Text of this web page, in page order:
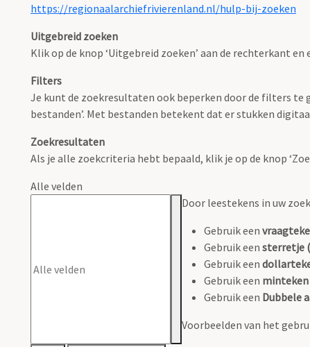
https://regionaalarchiefrivierenland.nl/hulp-bij-zoeken
Uitgebreid zoeken
Klik op de knop ‘Uitgebreid zoeken’ aan de rechterkant en
Filters
Je kunt de zoekresultaten ook beperken door de filters te
bestanden’. Met bestanden betekent dat er stukken
Zoekresultaten
Als je alle zoekcriteria hebt bepaald, klik je op de knop
Alle velden
Door leestekens in uw
Gebruik een
Gebruik een sterretje
Gebruik een
Gebruik een
Gebruik een Dubbele
Voorbeelden van het